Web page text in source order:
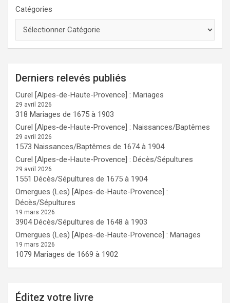
Catégories
Derniers relevés publiés
Curel [Alpes-de-Haute-Provence] : Mariages
29 avril 2026
318 Mariages de 1675 à 1903
Curel [Alpes-de-Haute-Provence] : Naissances/Baptêmes
29 avril 2026
1573 Naissances/Baptêmes de 1674 à 1904
Curel [Alpes-de-Haute-Provence] : Décès/Sépultures
29 avril 2026
1551 Décès/Sépultures de 1675 à 1904
Omergues (Les) [Alpes-de-Haute-Provence] :
Décès/Sépultures
19 mars 2026
3904 Décès/Sépultures de 1648 à 1903
Omergues (Les) [Alpes-de-Haute-Provence] : Mariages
19 mars 2026
1079 Mariages de 1669 à 1902
Éditez votre livre